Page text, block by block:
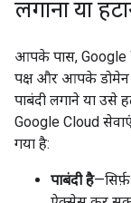
लगाना या
आपके पास, Google
पक्ष और आपके डोमेन
पाबंदी लगाने या उसे
Google Cloud
गया है:
पाबंदी है